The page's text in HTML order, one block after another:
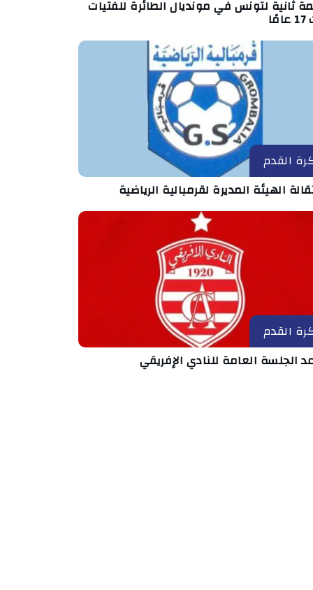
ثانية لتونس في مونديال الطائرة للفتيات
القدم
الهيئة المديرة لقرمبالية الرياضية
القدم
الجلسة العامة للنادي الإفريقي